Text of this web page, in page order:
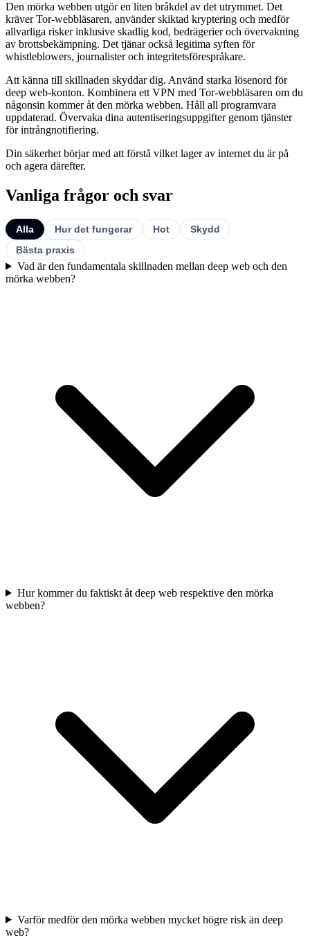
Den mörka webben utgör en liten bråkdel av det utrymmet. Det
kräver Tor-webbläsaren, använder skiktad kryptering och medför
allvarliga risker inklusive skadlig kod, bedrägerier och övervakning
av brottsbekämpning. Det tjänar också legitima syften för
whistleblowers, journalister och integritetsförespråkare.
Att känna till skillnaden skyddar dig. Använd starka lösenord för
deep web-konton. Kombinera ett VPN med Tor-webbläsaren om du
någonsin kommer åt den mörka webben. Håll all programvara
uppdaterad. Övervaka dina autentiseringsuppgifter genom tjänster
för intrångnotifiering.
Din säkerhet börjar med att förstå vilket lager av internet du är på
och agera därefter.
Vanliga frågor och svar
Alla Hur det fungerar Hot
Skydd
Bästa praxis
Vad är den fundamentala skillnaden mellan deep web och den
mörka webben?
Hur kommer du faktiskt åt deep web respektive den mörka
webben?
Varför medför den mörka webben mycket högre risk än deep
web?